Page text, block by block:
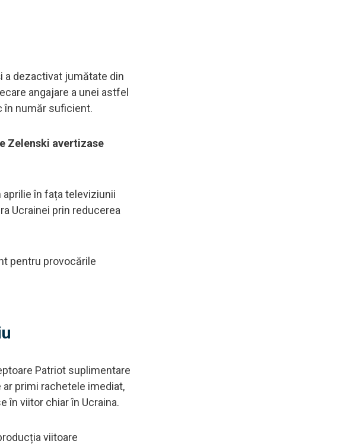
a dezactivat jumătate din
angajare a unei astfel
în număr suficient.
Zelenski avertizase
aprilie în fața televiziunii
Ucrainei prin reducerea
pentru provocările
Patriot suplimentare
primi rachetele imediat,
în viitor chiar în Ucraina.
viitoare